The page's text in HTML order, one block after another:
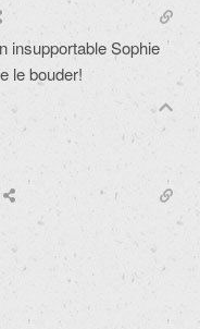
insupportable Sophie
le bouder!